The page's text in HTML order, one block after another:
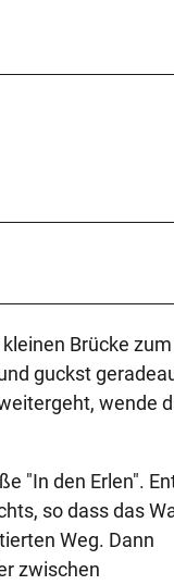
Brücke zum
guckst
wende
"In den Erlen".
so dass das
Weg. Dann
zwischen